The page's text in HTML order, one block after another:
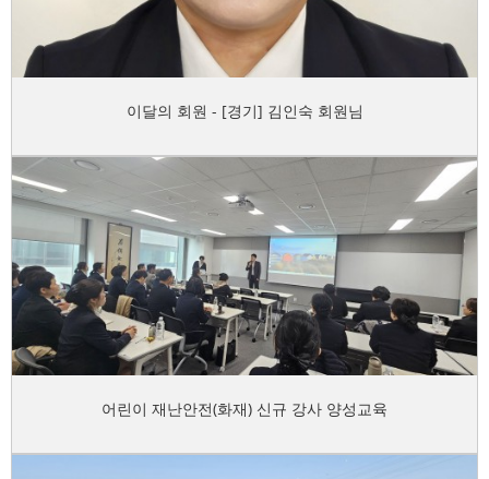
이달의 회원 - [경기] 김인숙 회원님
어린이 재난안전(화재) 신규 강사 양성교육